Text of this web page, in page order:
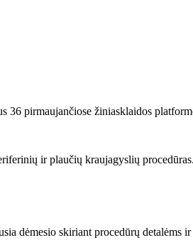
36 pirmaujančiose žiniasklaidos
ir plaučių kraujagyslių procedūras.
dėmesio skiriant procedūrų detalėms